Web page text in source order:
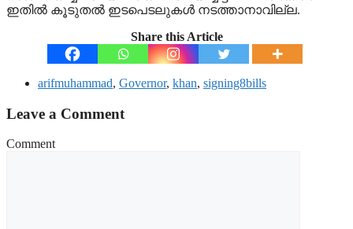
ഇതില്‍ കൂടുതല്‍ ഇടപെടലുകള്‍ നടത്താനാവില്ല.
Share this Article
arifmuhammad, Governor, khan, signing8bills
Leave a Comment
Comment